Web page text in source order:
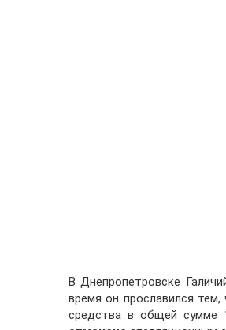
В Днепропетровске
время он прославился
средства в общей сумме